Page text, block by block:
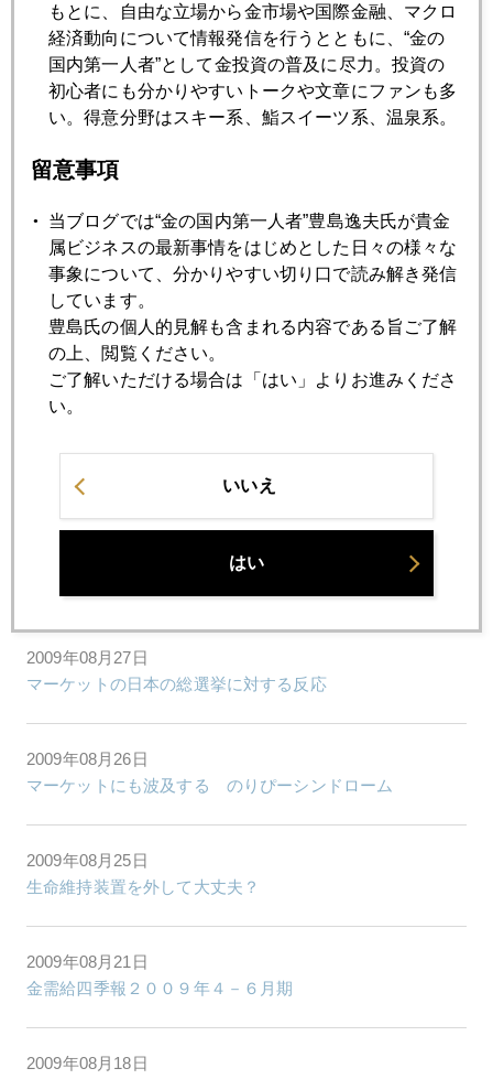
い。原油は７０ドル近辺でプロの多くが売りに廻ったところ
で逆に急騰するし、上海株は急落したり急騰したり。リスク
マネーがたしかに戻りつつあるのだけれど、とにかく堪え性
が無いというか、おっかなびっくりだから直ぐに手仕舞われ
る。プロのトレーディングも社内のリスク管理が厳しくなっ
クに晒す時間を最小限に留めたいという傾向が顕著。その結
となるわけだ。でも、ＬａｂｏｒＤａｙ（米国の夏の最後の
三連休）明けからは本格的な動きになると思うよ。それまで
体力温存。
2009年
2009年08月27日
マーケットの日本の総選挙に対する反応
2009年08月26日
マーケットにも波及する のりぴーシンドローム
2009年08月25日
生命維持装置を外して大丈夫？
2009年08月21日
金需給四季報２００９年４－６月期
2009年08月18日
もとに、自由な立場から金市場や国際金融、マクロ
経済動向について情報発信を行うとともに、“金の
国内第一人者”として金投資の普及に尽力。投資の
初心者にも分かりやすいトークや文章にファンも多
い。得意分野はスキー系、鮨スイーツ系、温泉系。
留意事項
当ブログでは“金の国内第一人者”豊島逸夫氏が貴金
属ビジネスの最新事情をはじめとした日々の様々な
事象について、分かりやすい切り口で読み解き発信
しています。
豊島氏の個人的見解も含まれる内容である旨ご了解
の上、閲覧ください。
ご了解いただける場合は「はい」よりお進みくださ
い。
いいえ
はい